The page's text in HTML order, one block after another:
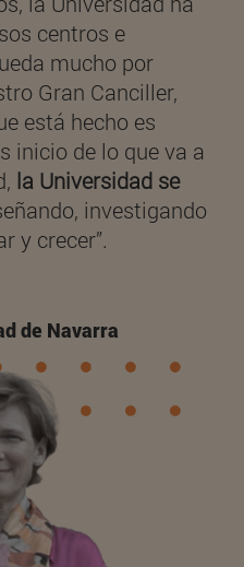
centros e
mucho por
Gran Canciller,
está hecho es
inicio de lo que va a
la Universidad se
investigando
y crecer”.
de Navarra